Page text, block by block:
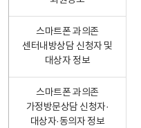
스마트폰 과의존
센터내방상담 신청자 및
대상자 정보
스마트폰 과의존
가정방문상담 신청자·
대상자·동의자 정보